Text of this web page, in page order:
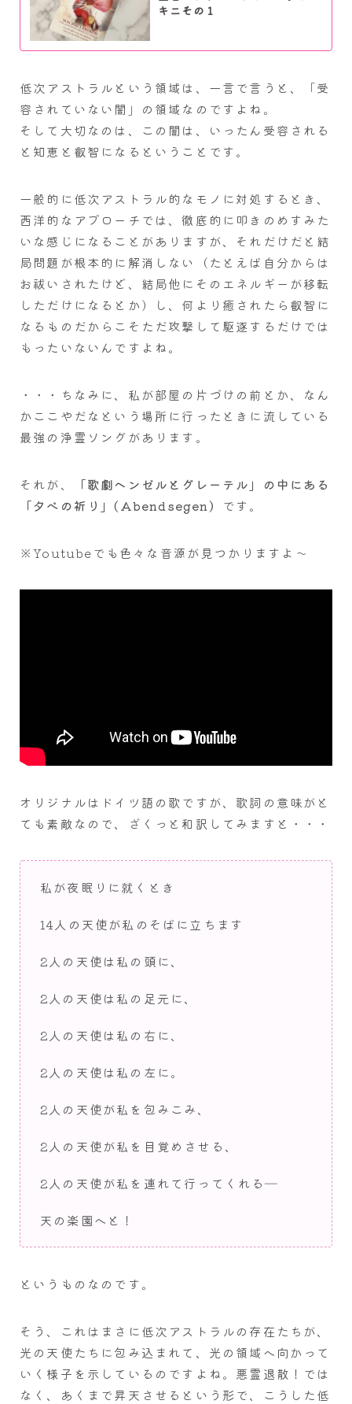
キニその１
低次アストラルという領域は、一言で言うと、「受
容されていない闇」の領域なのですよね。
そして大切なのは、この闇は、いったん受容される
と知恵と叡智になるということです。
一般的に低次アストラル的なモノに対処するとき、
西洋的なアプローチでは、徹底的に叩きのめすみた
いな感じになることがありますが、それだけだと結
局問題が根本的に解消しない（たとえば自分からは
お祓いされたけど、結局他にそのエネルギーが移転
しただけになるとか）し、何より癒されたら叡智に
なるものだからこそただ攻撃して駆逐するだけでは
もったいないんですよね。
・・・ちなみに、私が部屋の片づけの前とか、なん
かここやだなという場所に行ったときに流している
最強の浄霊ソングがあります。
それが、
「歌劇ヘンゼルとグレーテル」の中にある
「夕べの祈り」(Abendsegen） です。
※Youtubeでも色々な音源が見つかりますよ～
オリジナルはドイツ語の歌ですが、歌詞の意味がと
ても素敵なので、ざくっと和訳してみますと・・・
私が夜眠りに就くとき
14人の天使が私のそばに立ちます
2人の天使は私の頭に、
2人の天使は私の足元に、
2人の天使は私の右に、
2人の天使は私の左に。
2人の天使が私を包みこみ、
2人の天使が私を目覚めさせる、
2人の天使が私を連れて行ってくれる―
天の楽園へと！
というものなのです。
そう、これはまさに低次アストラルの存在たちが、
光の天使たちに包み込まれて、光の領域へ向かって
いく様子を示しているのですよね。悪霊退散！では
なく、あくまで昇天させるという形で、こうした低